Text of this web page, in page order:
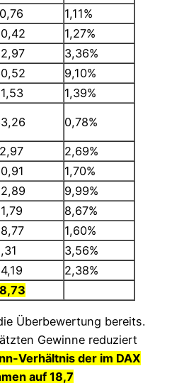
1,11%
1,27%
3,36%
9,10%
1,39%
0,78%
2,69%
1,70%
9,99%
8,67%
1,60%
3,56%
2,38%
Überbewertung bereits.
Gewinne reduziert
Verhältnis der im DAX
auf 18,7